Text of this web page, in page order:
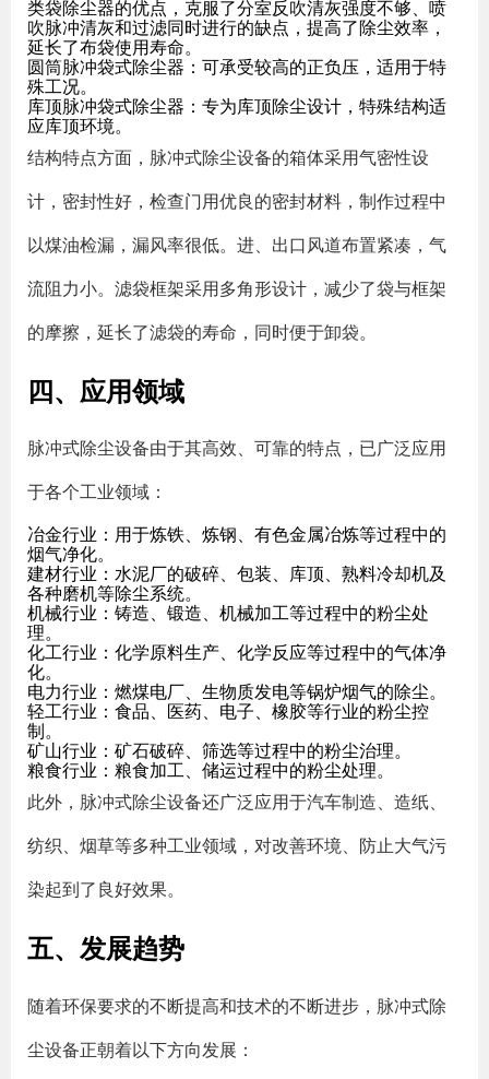
类袋除尘器的优点，克服了分室反吹清灰强度不够、喷
吹脉冲清灰和过滤同时进行的缺点，提高了除尘效率，
延长了布袋使用寿命。
圆筒脉冲袋式除尘器 ：可承受较高的正负压，适用于特
殊工况。
库顶脉冲袋式除尘器 ：专为库顶除尘设计，特殊结构适
应库顶环境。
结构特点方面，脉冲式除尘设备的箱体采用气密性设
计，密封性好，检查门用优良的密封材料，制作过程中
以煤油检漏，漏风率很低。进、出口风道布置紧凑，气
流阻力小。滤袋框架采用多角形设计，减少了袋与框架
的摩擦，延长了滤袋的寿命，同时便于卸袋。
四、应用领域
脉冲式除尘设备由于其高效、可靠的特点，已广泛应用
于各个工业领域：
冶金行业 ：用于炼铁、炼钢、有色金属冶炼等过程中的
烟气净化。
建材行业 ：水泥厂的破碎、包装、库顶、熟料冷却机及
各种磨机等除尘系统。
机械行业 ：铸造、锻造、机械加工等过程中的粉尘处
理。
化工行业 ：化学原料生产、化学反应等过程中的气体净
化。
电力行业 ：燃煤电厂、生物质发电等锅炉烟气的除尘。
轻工行业 ：食品、医药、电子、橡胶等行业的粉尘控
制。
矿山行业 ：矿石破碎、筛选等过程中的粉尘治理。
粮食行业 ：粮食加工、储运过程中的粉尘处理。
此外，脉冲式除尘设备还广泛应用于汽车制造、造纸、
纺织、烟草等多种工业领域，对改善环境、防止大气污
染起到了良好效果。
五、发展趋势
随着环保要求的不断提高和技术的不断进步，脉冲式除
尘设备正朝着以下方向发展：